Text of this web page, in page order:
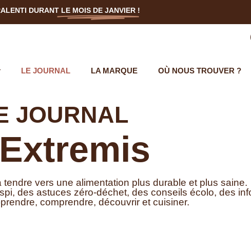
DURANT LE MOIS DE JANVIER !
LE JOURNAL LA MARQUE OÙ NOUS TROUVER ?
JOURNAL
vers une alimentation plus durable et plus saine.
des astuces zéro-déchet, des conseils écolo, des
comprendre, découvrir et cuisiner.